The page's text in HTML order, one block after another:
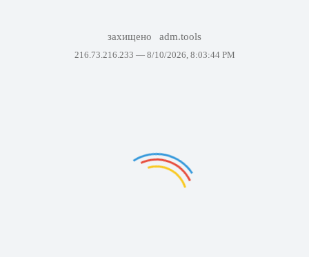
захищено adm.tools
216.73.216.233 — 8/10/2026, 8:03:44 PM